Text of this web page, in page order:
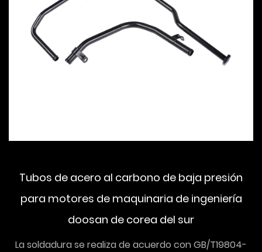
Tubos de acero al carbono de baja presión
para motores de maquinaria de ingeniería
doosan de corea del sur
La soldadura se realiza de acuerdo con GB/T19804-